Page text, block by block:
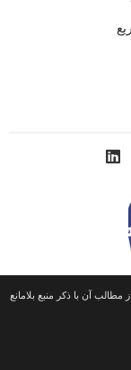
آن با ذکر منبع بلامانع